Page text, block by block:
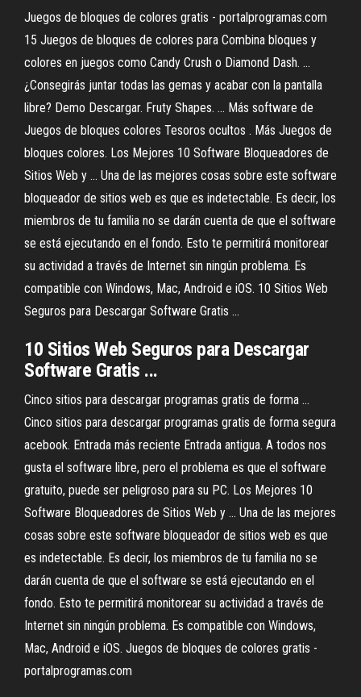
Juegos de bloques de colores gratis - portalprogramas.com
15 Juegos de bloques de colores para Combina bloques y
colores en juegos como Candy Crush o Diamond Dash. ...
¿Consegirás juntar todas las gemas y acabar con la pantalla
libre? Demo Descargar. Fruty Shapes. ... Más software de
Juegos de bloques colores Tesoros ocultos . Más Juegos de
bloques colores. Los Mejores 10 Software Bloqueadores de
Sitios Web y ... Una de las mejores cosas sobre este software
bloqueador de sitios web es que es indetectable. Es decir, los
miembros de tu familia no se darán cuenta de que el software
se está ejecutando en el fondo. Esto te permitirá monitorear
su actividad a través de Internet sin ningún problema. Es
compatible con Windows, Mac, Android e iOS. 10 Sitios Web
Seguros para Descargar Software Gratis ...
10 Sitios Web Seguros para Descargar
Software Gratis ...
Cinco sitios para descargar programas gratis de forma ...
Cinco sitios para descargar programas gratis de forma segura
acebook. Entrada más reciente Entrada antigua. A todos nos
gusta el software libre, pero el problema es que el software
gratuito, puede ser peligroso para su PC. Los Mejores 10
Software Bloqueadores de Sitios Web y ... Una de las mejores
cosas sobre este software bloqueador de sitios web es que
es indetectable. Es decir, los miembros de tu familia no se
darán cuenta de que el software se está ejecutando en el
fondo. Esto te permitirá monitorear su actividad a través de
Internet sin ningún problema. Es compatible con Windows,
Mac, Android e iOS. Juegos de bloques de colores gratis -
portalprogramas.com